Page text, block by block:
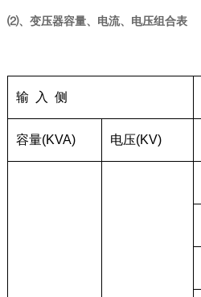
⑵、变压器容量、电流、电压组合表
输 入 侧
容量(KVA) 电压(KV)